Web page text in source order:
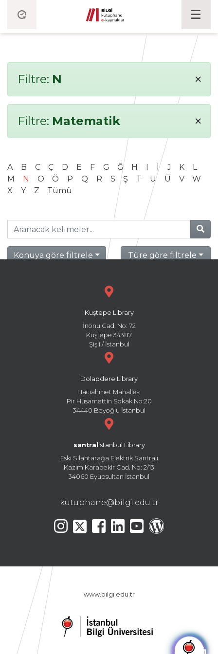
Filtre: N ×
Filtre: Matematik ×
A B C Ç D E F G Ğ H I İ J K
L
M
N O Ö P Q R S Ş T U Ü V
W
X
Y Z Tümü
Konuya göre filtrele Türe göre filtrele
Kuştepe Library
İnönü Cad. No: 72
Kuştepe 34387
Şişli / İstanbul
Dolapdere Library
Hacıahmet Mahallesi
Pir Hüsamettin Sokak No:20
34440 Beyoğlu İstanbul
santral istanbul Library
Eski Silahtarağa Elektrik Santralı
Kazım Karabekir Cad. No: 2/13
34060 Eyüpsultan İstanbul
kutuphane@bilgi.edu.tr
www.bilgi.edu.tr